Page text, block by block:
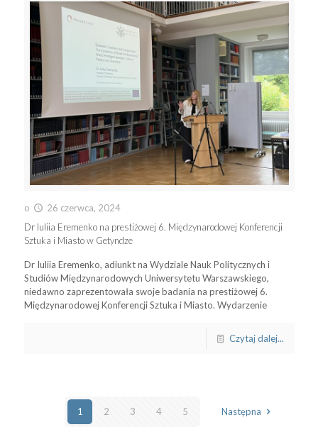
o
26 czerwca, 2024
Dr Iuliia Eremenko na prestiżowej 6. Międzynarodowej Konferencji
Sztuka i Miasto w Getyndze
Dr Iuliia Eremenko, adiunkt na Wydziale Nauk Politycznych i
Studiów Międzynarodowych Uniwersytetu Warszawskiego,
niedawno zaprezentowała swoje badania na prestiżowej 6.
Międzynarodowej Konferencji Sztuka i Miasto. Wydarzenie
Czytaj dalej...
1 2 3 4 5 Następna